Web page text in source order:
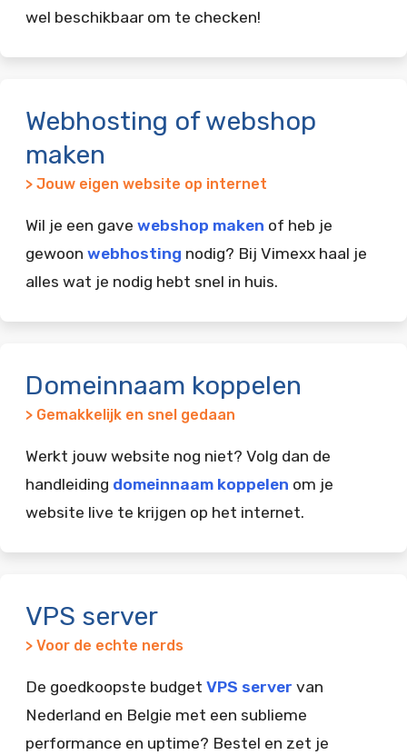
wel beschikbaar om te checken!
Webhosting of webshop
maken
> Jouw eigen website op internet
Wil je een gave webshop maken of heb je
gewoon webhosting nodig? Bij Vimexx haal je
alles wat je nodig hebt snel in huis.
Domeinnaam koppelen
> Gemakkelijk en snel gedaan
Werkt jouw website nog niet? Volg dan de
handleiding domeinnaam koppelen om je
website live te krijgen op het internet.
VPS server
> Voor de echte nerds
De goedkoopste budget VPS server van
Nederland en Belgie met een sublieme
performance en uptime? Bestel en zet je